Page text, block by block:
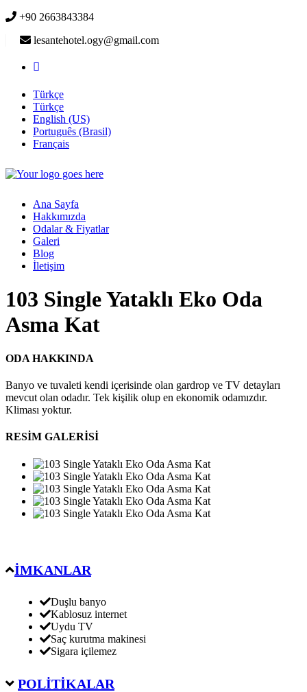
+90 2663843384
lesantehotel.ogy@gmail.com
Türkçe
Türkçe
English (US)
Português (Brasil)
Français
Ana Sayfa
Hakkımızda
Odalar & Fiyatlar
Galeri
Blog
İletişim
103 Single Yataklı Eko Oda
Asma Kat
ODA HAKKINDA
Banyo ve tuvaleti kendi içerisinde olan gardrop ve TV detayları
mevcut olan odadır. Tek kişilik olup en ekonomik odamızdır.
Kliması yoktur.
RESİM GALERİSİ
İMKANLAR
Duşlu banyo
Kablosuz internet
Uydu TV
Saç kurutma makinesi
Sigara içilemez
POLİTİKALAR